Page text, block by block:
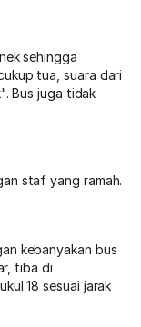
sehingga
tua, suara dari
Bus juga tidak
staf yang ramah.
kebanyakan bus
tiba di
18 sesuai jarak